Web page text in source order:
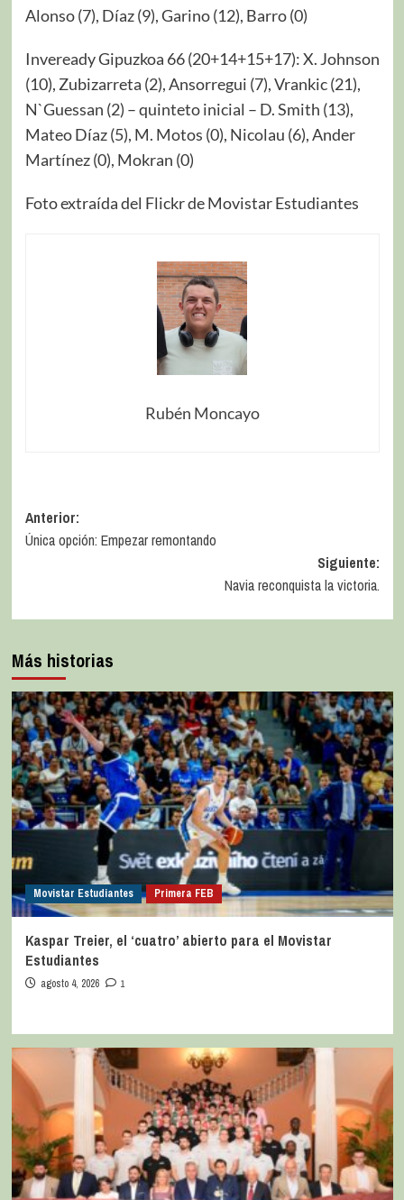
Alonso (7), Díaz (9), Garino (12), Barro (0)
Inveready Gipuzkoa 66 (20+14+15+17): X. Johnson
(10), Zubizarreta (2), Ansorregui (7), Vrankic (21),
N`Guessan (2) – quinteto inicial – D. Smith (13),
Mateo Díaz (5), M. Motos (0), Nicolau (6), Ander
Martínez (0), Mokran (0)
Foto extraída del Flickr de Movistar Estudiantes
Rubén Moncayo
Anterior:
Única opción: Empezar remontando
Siguiente:
Navia reconquista la victoria.
Más historias
Movistar Estudiantes Primera FEB
Kaspar Treier, el ‘cuatro’ abierto para el Movistar
Estudiantes
agosto 4, 2026 1